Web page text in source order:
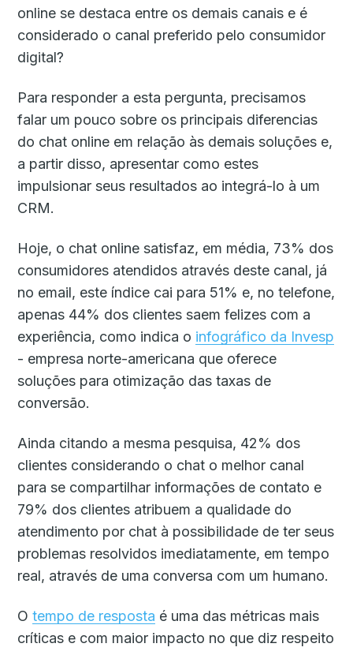
online se destaca entre os demais canais e é
considerado o canal preferido pelo consumidor
digital?
Para responder a esta pergunta, precisamos
falar um pouco sobre os principais diferencias
do chat online em relação às demais soluções e,
a partir disso, apresentar como estes
impulsionar seus resultados ao integrá-lo à um
CRM.
Hoje, o chat online satisfaz, em média, 73% dos
consumidores atendidos através deste canal, já
no email, este índice cai para 51% e, no telefone,
apenas 44% dos clientes saem felizes com a
experiência, como indica o infográfico da Invesp
- empresa norte-americana que oferece
soluções para otimização das taxas de
conversão.
Ainda citando a mesma pesquisa, 42% dos
clientes considerando o chat o melhor canal
para se compartilhar informações de contato e
79% dos clientes atribuem a qualidade do
atendimento por chat à possibilidade de ter seus
problemas resolvidos imediatamente, em tempo
real, através de uma conversa com um humano.
Otempo de resposta é uma das métricas mais
críticas e com maior impacto no que diz respeito